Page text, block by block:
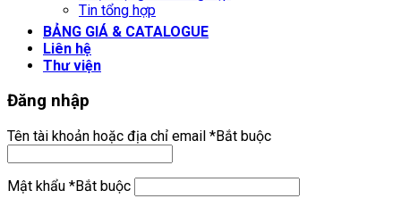
Tin tổng hợp
BẢNG GIÁ & CATALOGUE
Liên hệ
Thư viện
Đăng nhập
Tên tài khoản hoặc địa chỉ email *Bắt buộc
Mật khẩu *Bắt buộc